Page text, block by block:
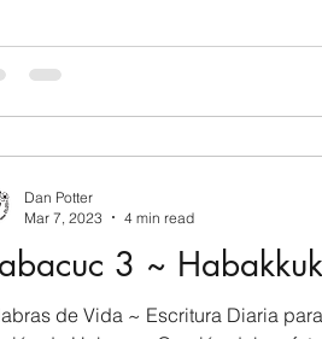
2 Peter/2 Pedro 1 John/
Potpourri/Popurrí
3 ~
de Vida ~ Escritura Diaria
Dan Potter
Mar 7, 2023
4 min read